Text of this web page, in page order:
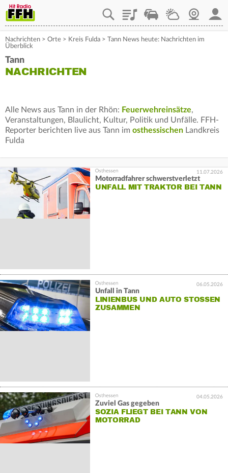
PlaylistStaupilotWetterWebcam
Nachrichten > Orte > Kreis Fulda > Tann News heute: Nachrichten im
Überblick
Tann
NACHRICHTEN
Alle News aus Tann in der Rhön: Feuerwehreinsätze,
Veranstaltungen, Blaulicht, Kultur, Politik und Unfälle. FFH-
Reporter berichten live aus Tann im osthessischen Landkreis
Fulda
11.07.2026
Motorradfahrer schwerstverletzt
UNFALL MIT TRAKTOR BEI TANN
06.05.2026
Unfall in Tann
LINIENBUS UND AUTO STOSSEN Z
USAMMEN
04.05.2026
Zuviel Gas gegeben
SOZIA FLIEGT BEI TANN VON
MOTORRAD